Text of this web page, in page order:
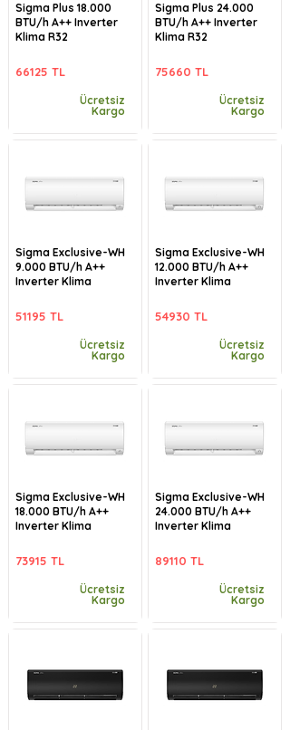
Sigma Plus 18.000
BTU/h A++ Inverter
Klima R32
66125 TL
Ücretsiz
Kargo
Sigma Exclusive-WH
9.000 BTU/h A++
Inverter Klima
51195 TL
Ücretsiz
Kargo
Sigma Exclusive-WH
18.000 BTU/h A++
Inverter Klima
73915 TL
Ücretsiz
Kargo
Sigma Plus 24.000
BTU/h A++ Inverter
Klima R32
75660 TL
Ücretsiz
Kargo
Sigma Exclusive-WH
12.000 BTU/h A++
Inverter Klima
54930 TL
Ücretsiz
Kargo
Sigma Exclusive-WH
24.000 BTU/h A++
Inverter Klima
89110 TL
Ücretsiz
Kargo